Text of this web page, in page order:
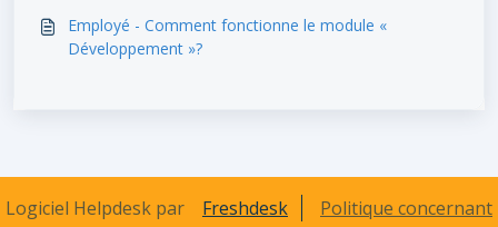
Employé - Comment fonctionne le module «
Développement »?
Logiciel Helpdesk par Freshdesk
Politique concernant